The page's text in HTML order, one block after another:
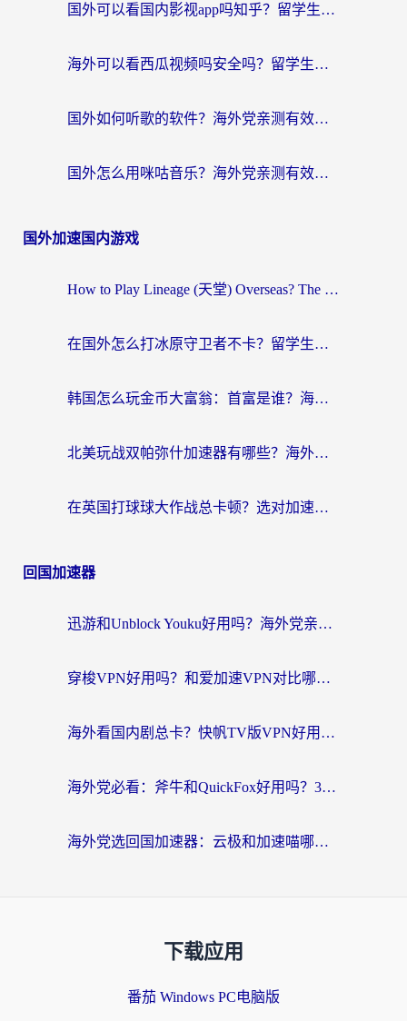
国外可以看国内影视app吗知乎？留学生亲测有效的回国加速方案
海外可以看西瓜视频吗安全吗？留学生亲测：3步解决回国追剧难题，附靠谱加速器推荐
国外如何听歌的软件？海外党亲测有效的回国加速器指南
国外怎么用咪咕音乐？海外党亲测有效的听歌自由指南
国外加速国内游戏
How to Play Lineage (天堂) Overseas? The Ultimate Guide to Choosing the Best Chinese Server Game Accelerator (在国外打天堂加速器)
在国外怎么打冰原守卫者不卡？留学生亲测的国服游戏加速指南
韩国怎么玩金币大富翁：首富是谁？海外党国服游戏加速全攻略
北美玩战双帕弥什加速器有哪些？海外党亲测好用的国服加速指南
在英国打球球大作战总卡顿？选对加速器让你告别延迟（附实测攻略）
回国加速器
迅游和Unblock Youku好用吗？海外党亲测：3个维度教你选对回国加速器
穿梭VPN好用吗？和爱加速VPN对比哪个回国效果更好？海外党必看的实用指南
海外看国内剧总卡？快帆TV版VPN好用吗？和海牛VPN对比哪个回国效果更好？
海外党必看：斧牛和QuickFox好用吗？3步选对回国加速器，无缝刷国内剧玩游戏
海外党选回国加速器：云极和加速喵哪个好？附3款热门工具实测对比
下载应用
番茄 Windows PC电脑版